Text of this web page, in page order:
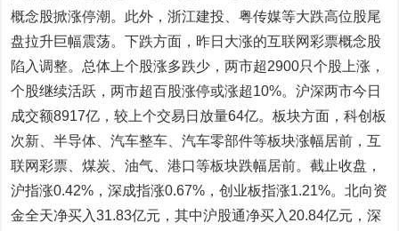
概念股掀涨停潮。此外，浙江建投 、粤传媒等大跌高位股尾
盘拉升巨幅震荡。下跌方面，昨日大涨的互联网彩票概念股
陷入调整。总体上个股涨多跌少，两市超2900只个股上涨，
个股继续活跃，两市超百股涨停或涨超10%。沪深两市今日
成交额8917亿，较上个交易日放量64亿。板块方面，科创板
次新、半导体、汽车整车、汽车零部件等板块涨幅居前，互
联网彩票、煤炭、油气、港口等板块跌幅居前。截止收盘，
沪指涨0.42%，深成指涨0.67%，创业板指涨1.21%。北向资
金全天净买入31.83亿元，其中沪股通净买入20.84亿元，深